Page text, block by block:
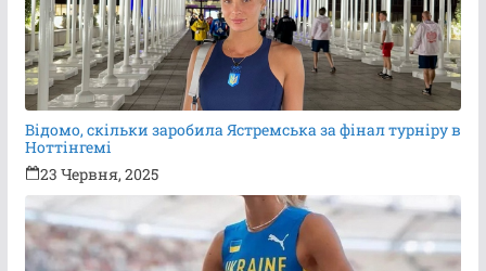
Відомо, скільки заробила Ястремська за фінал турніру в
Ноттінгемі
23 Червня, 2025